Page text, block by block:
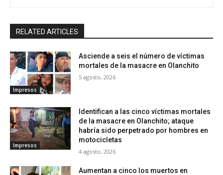
RELATED ARTICLES
Impresos
Asciende a seis el número de víctimas
mortales de la masacre en Olanchito
5 agosto, 2026
Impresos
Identifican a las cinco víctimas mortales
de la masacre en Olanchito; ataque
habría sido perpetrado por hombres en
motocicletas
4 agosto, 2026
Aumentan a cinco los muertos en